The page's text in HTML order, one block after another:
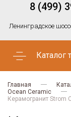
8 (499)
Ленинградское
Каталог
Главная
Ocean Ceramic
Керамогранит Strom